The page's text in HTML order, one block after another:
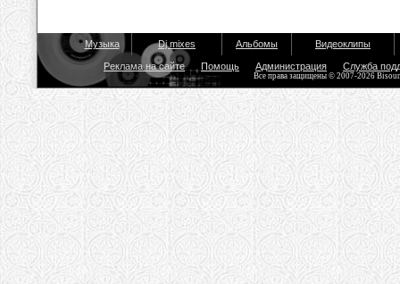
Музыка Dj mixes Альбомы Видеоклипы
Реклама на сайте Помощь Администрация Служба
Все права защищены © 2007-2026